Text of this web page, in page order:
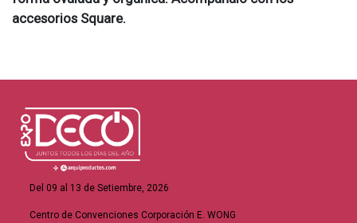
accesorios Square.
Del 09 al 13 de Setiembre, 2026
Centro de Convenciones Corporación E. WONG